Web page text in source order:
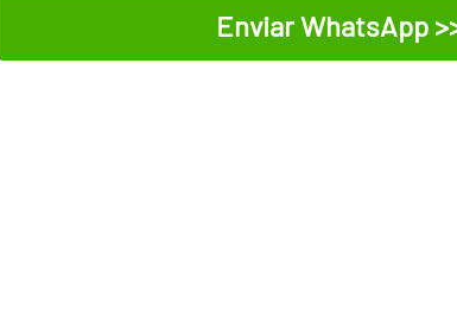
Enviar WhatsApp